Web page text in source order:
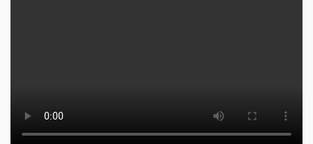
Тщательная профилактика, качественное